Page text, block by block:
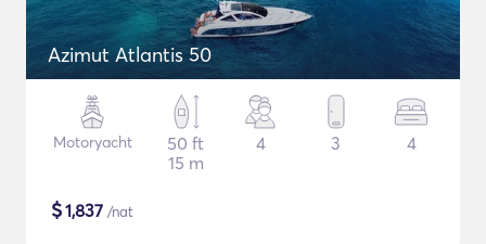
Azimut Atlantis 50
Motoryacht
50 ft
15 m
4 3 4
$1,837 /nat